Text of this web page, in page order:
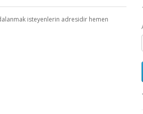
isteyenlerin adresidir hemen